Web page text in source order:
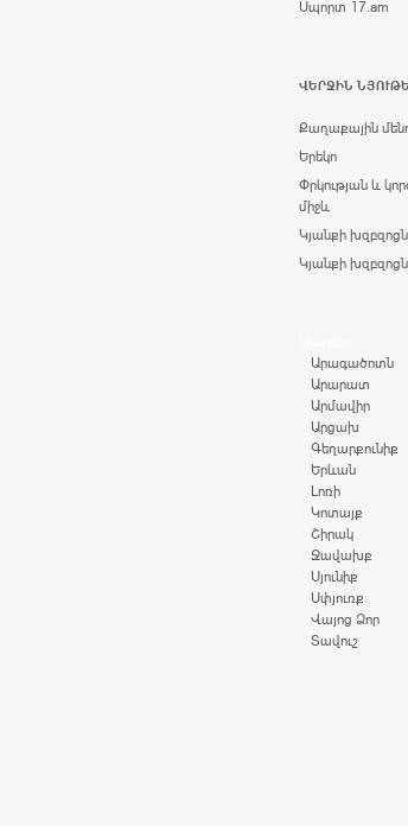
Սպորտ 17.am
ՎԵՐՋԻՆ
Քաղաքային
Երեկո
Փրկության և
միջև
Կյանքի
Կյանքի
Արագածոտն
Արարատ
Արմավիր
Արցախ
Գեղարքունիք
Երևան
Լոռի
Կոտայք
Շիրակ
Ջավախք
Սյունիք
Սփյուռք
Վայոց Ձոր
Տավուշ